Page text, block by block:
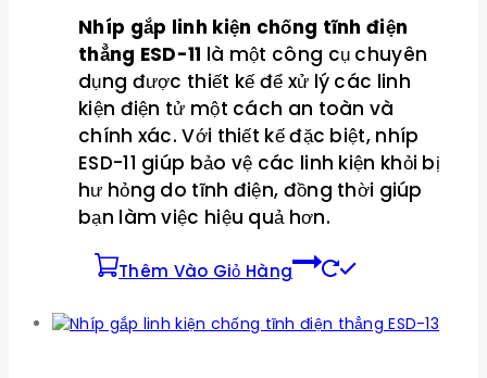
Nhíp gắp linh kiện chống tĩnh điện
thẳng ESD-11 là một công cụ chuyên
dụng được thiết kế để xử lý các linh
kiện điện tử một cách an toàn và
chính xác. Với thiết kế đặc biệt, nhíp
ESD-11 giúp bảo vệ các linh kiện khỏi bị
hư hỏng do tĩnh điện, đồng thời giúp
bạn làm việc hiệu quả hơn.
Thêm Vào Giỏ Hàng